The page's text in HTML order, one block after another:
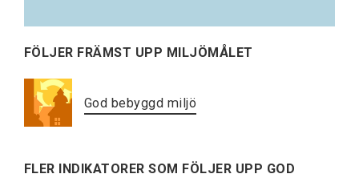
FÖLJER FRÄMST UPP MILJÖMÅLET
God bebyggd miljö
FLER INDIKATORER SOM FÖLJER UPP GOD